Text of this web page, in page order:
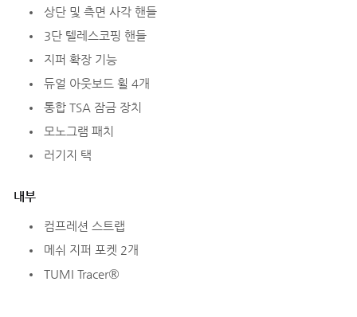
상단 및 측면 사각 핸들
3단 텔레스코핑 핸들
지퍼 확장 기능
듀얼 아웃보드 휠 4개
통합 TSA 잠금 장치
모노그램 패치
러기지 택
내부
컴프레션 스트랩
메쉬 지퍼 포켓 2개
TUMI Tracer®